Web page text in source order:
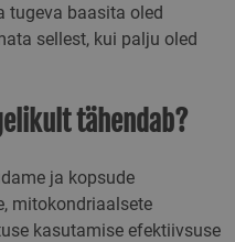
tugeva baasita oled
sellest, kui palju oled
tähendab?
ja kopsude
mitokondriaalsete
kasutamise efektiivsuse